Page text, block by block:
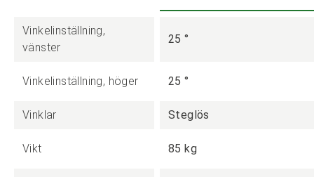
Vinkelinställning,
vänster
25 °
Vinkelinställning, höger 25 °
Vinklar Steglös
Vikt 85 kg